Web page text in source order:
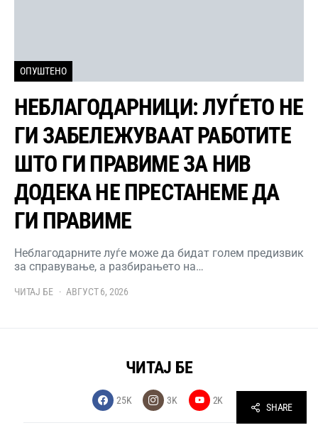
ОПУШТЕНО
НЕБЛАГОДАРНИЦИ: ЛУЃЕТО НЕ
ГИ ЗАБЕЛЕЖУВААТ РАБОТИТЕ
ШТО ГИ ПРАВИМЕ ЗА НИВ
ДОДЕКА НЕ ПРЕСТАНЕМЕ ДА
ГИ ПРАВИМЕ
Неблагодарните луѓе може да бидат голем предизвик
за справување, а разбирањето на…
ЧИТАЈ БЕ АВГУСТ 6, 2026
ЧИТАЈ БЕ
25K 3K 2K
SHARE